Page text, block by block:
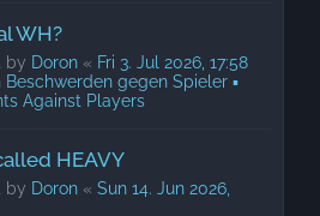
WH?
by Doron « Fri 3. Jul 2026, 17:58
Beschwerden gegen Spieler ▪
Against Players
HEAVY
by Doron « Sun 14. Jun 2026,